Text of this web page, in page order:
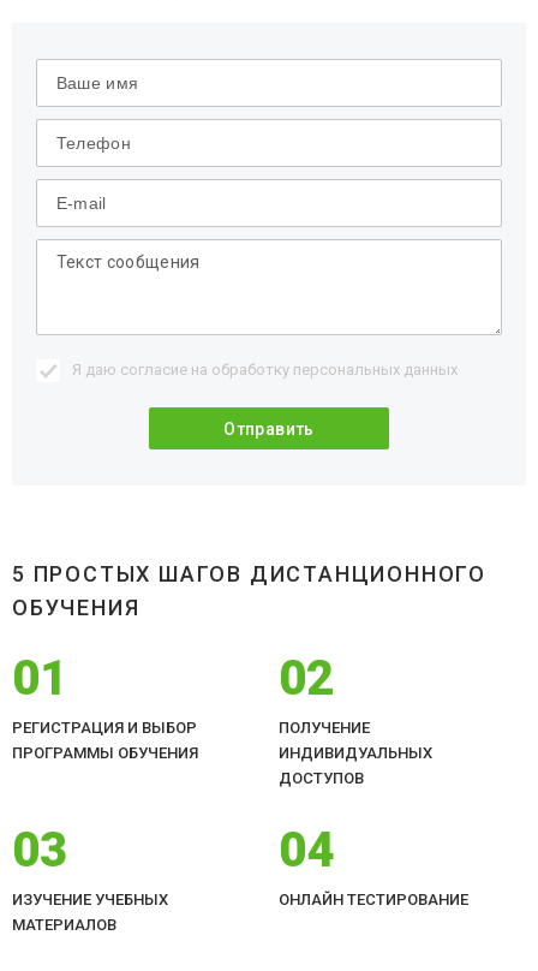
Я даю согласие на обработку персональных данных
5 ПРОСТЫХ ШАГОВ ДИСТАНЦИОННОГО
ОБУЧЕНИЯ
01
РЕГИСТРАЦИЯ И ВЫБОР
ПРОГРАММЫ ОБУЧЕНИЯ
02
ПОЛУЧЕНИЕ
ИНДИВИДУАЛЬНЫХ
ДОСТУПОВ
03
ИЗУЧЕНИЕ УЧЕБНЫХ
МАТЕРИАЛОВ
04
ОНЛАЙН ТЕСТИРОВАНИЕ